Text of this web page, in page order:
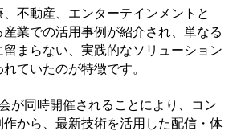
不動産、エンターテインメントと
業での活用事例が紹介され、単なる
まらない、実践的なソリューション
ていたのが特徴です。
が同時開催されることにより、コン
作から、最新技術を活用した配信・体